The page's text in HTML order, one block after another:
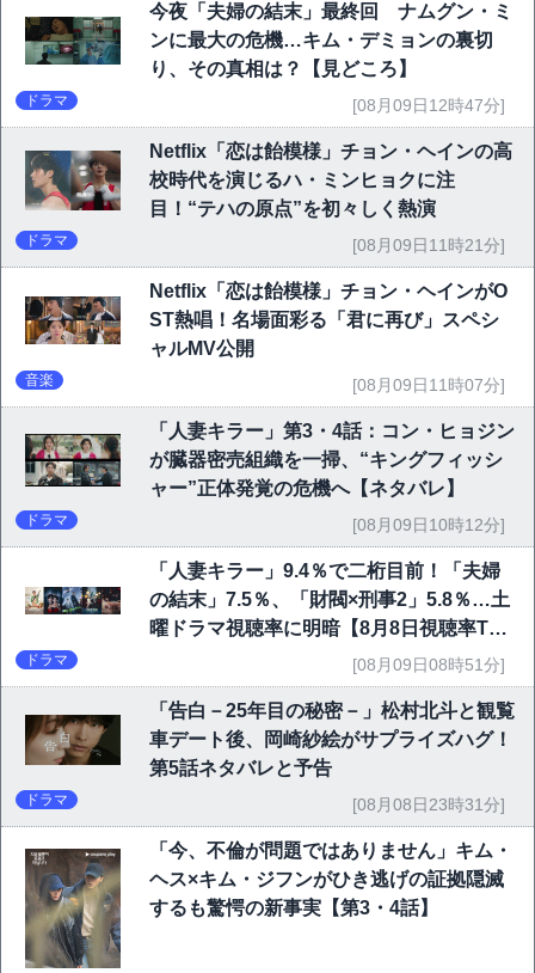
今夜「夫婦の結末」最終回 ナムグン・ミ
ンに最大の危機…キム・デミョンの裏切
り、その真相は？【見どころ】
ドラマ [08月09日12時47分]
Netflix「恋は飴模様」チョン・ヘインの高
校時代を演じるハ・ミンヒョクに注
目！“テハの原点”を初々しく熱演
ドラマ [08月09日11時21分]
Netflix「恋は飴模様」チョン・ヘインがO
ST熱唱！名場面彩る「君に再び」スペシ
ャルMV公開
音楽 [08月09日11時07分]
「人妻キラー」第3・4話：コン・ヒョジン
が臓器密売組織を一掃、“キングフィッシ
ャー”正体発覚の危機へ【ネタバレ】
ドラマ [08月09日10時12分]
「人妻キラー」9.4％で二桁目前！「夫婦
の結末」7.5％、「財閥×刑事2」5.8％…土
曜ドラマ視聴率に明暗【8月8日視聴率TO
ドラマ [08月09日08時51分]
「告白－25年目の秘密－」松村北斗と観覧
車デート後、岡崎紗絵がサプライズハグ！
第5話ネタバレと予告
ドラマ [08月08日23時31分]
「今、不倫が問題ではありません」キム・
ヘス×キム・ジフンがひき逃げの証拠隠滅
するも驚愕の新事実【第3・4話】